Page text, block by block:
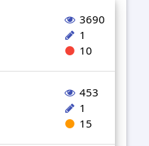
3690
1
10
453
1
15